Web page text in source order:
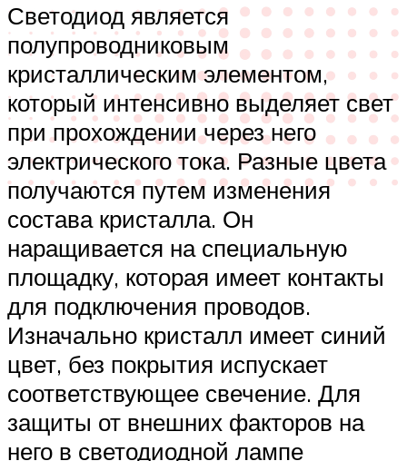
Светодиод является
полупроводниковым
кристаллическим элементом,
который интенсивно выделяет свет
при прохождении через него
электрического тока. Разные цвета
получаются путем изменения
состава кристалла. Он
наращивается на специальную
площадку, которая имеет контакты
для подключения проводов.
Изначально кристалл имеет синий
цвет, без покрытия испускает
соответствующее свечение. Для
защиты от внешних факторов на
него в светодиодной лампе